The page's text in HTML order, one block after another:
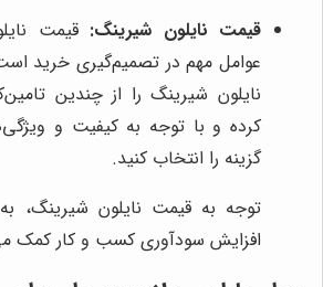
قیمت نایلون شیرینگ: قیمت
عوامل مهم در تصمیم‌گیری خرید
نایلون شیرینگ را از چندین
کرده و با توجه به کیفیت و
گزینه را انتخاب کنید.
توجه به قیمت نایلون شیرینگ،
افزایش سودآوری کسب و کار کمک